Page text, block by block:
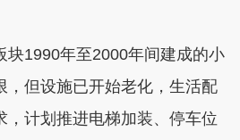
1990年至2000年间建成的小
，但设施已开始老化，生活配
，计划推进电梯加装、停车位